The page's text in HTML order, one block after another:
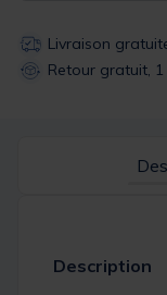
Livraison
Retour gratuit,
Description